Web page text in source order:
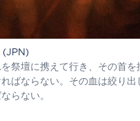
(JPN)
祭壇に携えて行き、その首を
ばならない。その血は絞り出
らない。